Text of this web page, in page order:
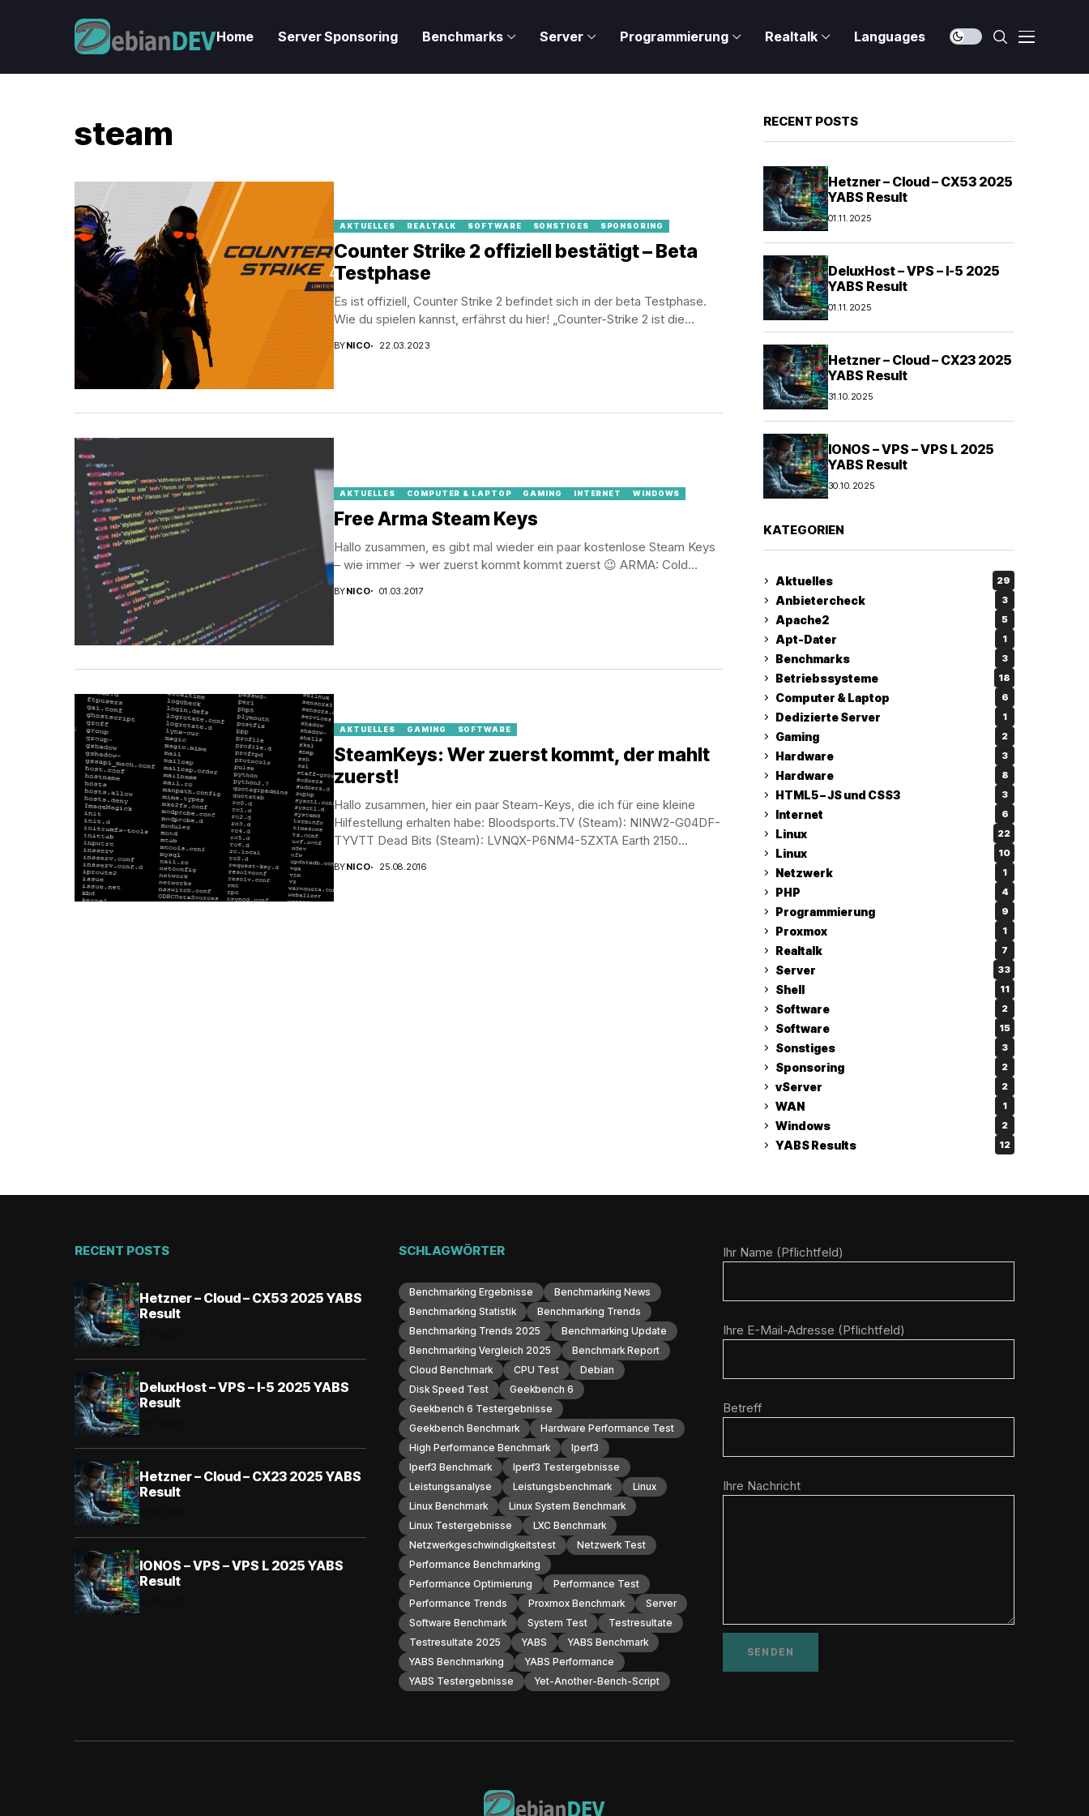
Home Server Sponsoring Benchmarks Server Programmierung Realtalk Languages
steam
AKTUELLES REALTALK SOFTWARE SONSTIGES SPONSORING
Counter Strike 2 offiziell bestätigt – Beta
Testphase
Es ist offiziell, Counter Strike 2 befindet sich in der beta Testphase.
Wie du spielen kannst, erfährst du hier! „Counter-Strike 2 ist die...
BYNICO 22.03.2023
AKTUELLES COMPUTER & LAPTOP GAMING INTERNET WINDOWS
Free Arma Steam Keys
Hallo zusammen, es gibt mal wieder ein paar kostenlose Steam Keys
– wie immer -> wer zuerst kommt kommt zuerst 😉 ARMA: Cold...
BYNICO 01.03.2017
AKTUELLES GAMING SOFTWARE
SteamKeys: Wer zuerst kommt, der mahlt
zuerst!
Hallo zusammen, hier ein paar Steam-Keys, die ich für eine kleine
Hilfestellung erhalten habe: Bloodsports.TV (Steam): NINW2-G04DF-
TYVTT Dead Bits (Steam): LVNQX-P6NM4-5ZXTA Earth 2150...
BYNICO 25.08.2016
RECENT POSTS
Hetzner – Cloud – CX53 2025
YABS Result
01.11.2025
DeluxHost – VPS – I-5 2025
YABS Result
01.11.2025
Hetzner – Cloud – CX23 2025
YABS Result
31.10.2025
IONOS – VPS – VPS L 2025
YABS Result
30.10.2025
KATEGORIEN
Aktuelles 29
Anbietercheck 3
Apache2 5
Apt-Dater 1
Benchmarks 3
Betriebssysteme 18
Computer & Laptop 6
Dedizierte Server 1
Gaming 2
Hardware 3
Hardware 8
HTML5 – JS und CSS3 3
Internet 6
Linux 22
Linux 10
Netzwerk 1
PHP 4
Programmierung 9
Proxmox 1
Realtalk 7
Server 33
Shell 11
Software 2
Software 15
Sonstiges 3
Sponsoring 2
vServer 2
WAN 1
Windows 2
YABS Results 12
RECENT POSTS
Hetzner – Cloud – CX53 2025 YABS
Result
DeluxHost – VPS – I-5 2025 YABS
Result
Hetzner – Cloud – CX23 2025 YABS
Result
IONOS – VPS – VPS L 2025 YABS
Result
SCHLAGWÖRTER
Benchmarking Ergebnisse
Benchmarking News
Benchmarking Statistik
Benchmarking Trends
Benchmarking Trends 2025
Benchmarking Update
Benchmarking Vergleich 2025
Benchmark Report
Cloud Benchmark
CPU Test
Debian
Disk Speed Test
Geekbench 6
Geekbench 6 Testergebnisse
Geekbench Benchmark
Hardware Performance Test
High Performance Benchmark
Iperf3
Iperf3 Benchmark
Iperf3 Testergebnisse
Leistungsanalyse
Leistungsbenchmark
Linux
Linux Benchmark
Linux System Benchmark
Linux Testergebnisse
LXC Benchmark
Netzwerkgeschwindigkeitstest
Netzwerk Test
Performance Benchmarking
Performance Optimierung
Performance Test
Performance Trends
Proxmox Benchmark
Server
Software Benchmark
System Test
Testresultate
Testresultate 2025
YABS
YABS Benchmark
YABS Benchmarking
YABS Performance
YABS Testergebnisse
Yet-Another-Bench-Script
Ihr Name (Pflichtfeld)
Ihre E-Mail-Adresse (Pflichtfeld)
Betreff
Ihre Nachricht